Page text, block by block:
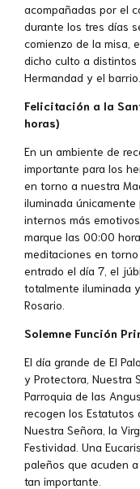
acompañadas por el
durante los tres días
comienzo de la misa,
dicho culto a distintos
Hermandad y el barrio.
Felicitación a la
horas)
En un ambiente de
importante para los
en torno a nuestra
iluminada
internos más
marque las 00:00
meditaciones en
entrado el día 7, el
totalmente iluminada
Rosario.
Solemne Función
El día grande de El
y Protectora, Nuestra
Parroquia de las
recogen los Estatutos
Nuestra Señora, la
Festividad. Una
paleños que acuden
tan importante.